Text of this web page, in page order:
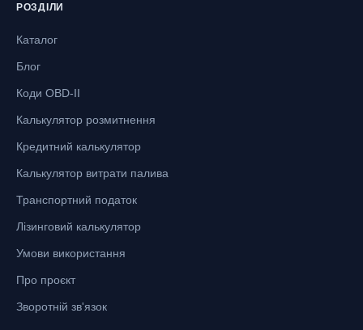
РОЗДІЛИ
Каталог
Блог
Коди OBD-II
Калькулятор розмитнення
Кредитний калькулятор
Калькулятор витрати палива
Транспортний податок
Лізинговий калькулятор
Умови використання
Про проєкт
Зворотній зв'язок